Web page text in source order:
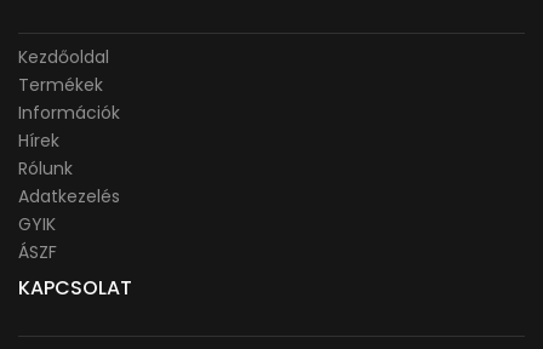
Kezdőoldal
Termékek
Információk
Hírek
Rólunk
Adatkezelés
GYIK
ÁSZF
KAPCSOLAT